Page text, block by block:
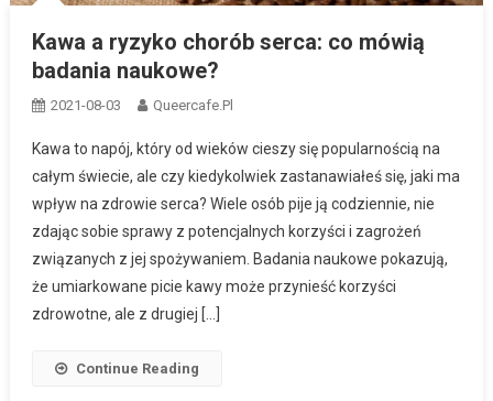
Kawa a ryzyko chorób serca: co mówią
badania naukowe?
2021-08-03 Queercafe.pl
Kawa to napój, który od wieków cieszy się popularnością na
całym świecie, ale czy kiedykolwiek zastanawiałeś się, jaki ma
wpływ na zdrowie serca? Wiele osób pije ją codziennie, nie
zdając sobie sprawy z potencjalnych korzyści i zagrożeń
związanych z jej spożywaniem. Badania naukowe pokazują,
że umiarkowane picie kawy może przynieść korzyści
zdrowotne, ale z drugiej […]
Continue Reading